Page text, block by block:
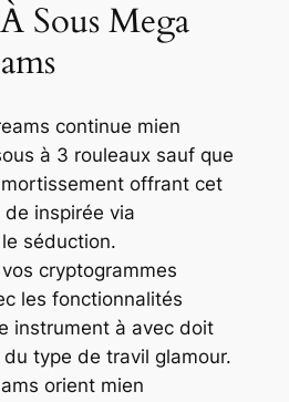
Sous Mega
continue mien
à 3 rouleaux sauf que
offrant cet
inspirée via
séduction.
cryptogrammes
les fonctionnalités
instrument à avec doit
type de travil glamour.
orient mien